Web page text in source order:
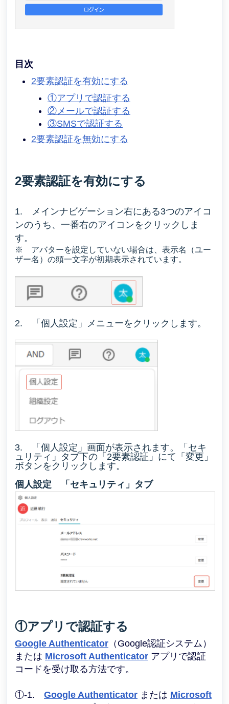
目次
2要素認証を有効にする
①アプリで認証する
②メールで認証する
③SMSで認証する
2要素認証を無効にする
2要素認証を有効にする
1.
メインナビゲーション右にある3つのアイコ
ンのうち、一番右のアイコンをクリックしま
す。
※ アバターを設定していない場合は、表示名（ユー
ザー名）の頭一文字が初期表示されています。
2. 「個人設定」メニューをクリックします。
3. 「個人設定」画面が表示されます。「セキ
ュリティ」タブ下の「2要素認証」にて「変更」
ボタンをクリックします。
個人設定 「セキュリティ」タブ
①アプリで認証する
Google Authenticator （Google認証システム）
または Microsoft Authenticator アプリで認証
コードを受け取る方法です。
①-1. Google Authenticator または Microsoft